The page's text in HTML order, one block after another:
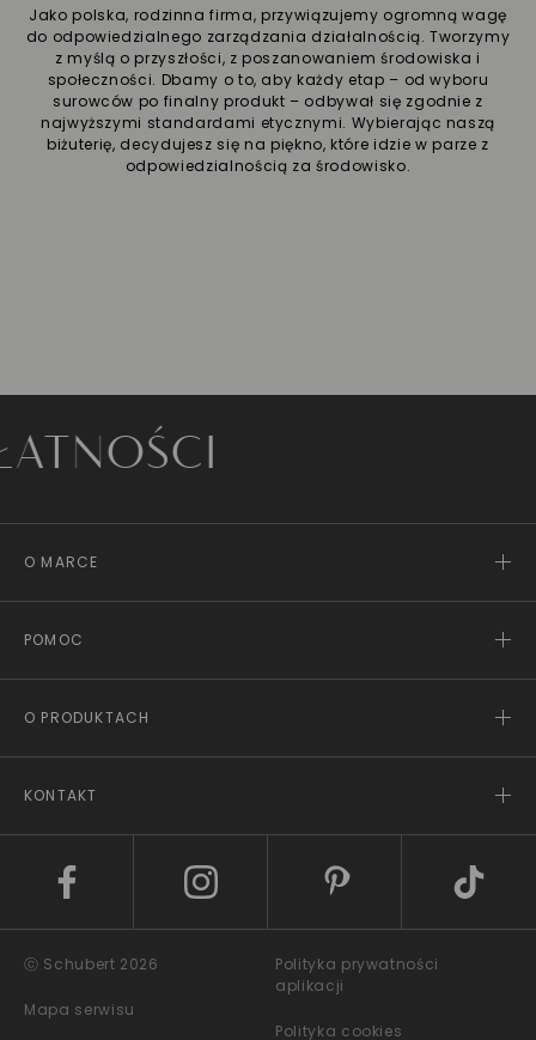
Jako polska, rodzinna firma, przywiązujemy ogromną wagę
do odpowiedzialnego zarządzania działalnością. Tworzymy
z myślą o przyszłości, z poszanowaniem środowiska i
społeczności. Dbamy o to, aby każdy etap – od wyboru
surowców po finalny produkt – odbywał się zgodnie z
najwyższymi standardami etycznymi. Wybierając naszą
biżuterię, decydujesz się na piękno, które idzie w parze z
odpowiedzialnością za środowisko.
O MARCE
POMOC
O PRODUKTACH
KONTAKT
ⓒ Schubert 2026
Mapa serwisu
Polityka prywatności
aplikacji
Polityka cookies